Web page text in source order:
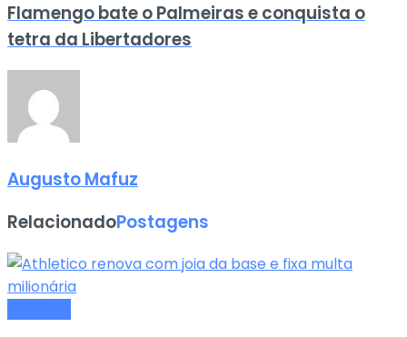
Flamengo bate o Palmeiras e conquista o
tetra da Libertadores
Augusto Mafuz
RelacionadoPostagens